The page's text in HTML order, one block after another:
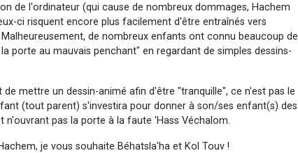
de l'ordinateur (qui cause de nombreux dommages, Hachem
ci risquent encore plus facilement d'être entraînés vers
de nombreux enfants ont connu beaucoup de
porte au mauvais penchant" en regardant de simples dessins-
mettre un dessin-animé afin d'être "tranquille", ce n'est pas le
(tout parent) s'investira pour donner à son/ses enfant(s) des
pas la porte à la faute 'Hass Véchalom.
je vous souhaite Béhatsla'ha et Kol Touv !